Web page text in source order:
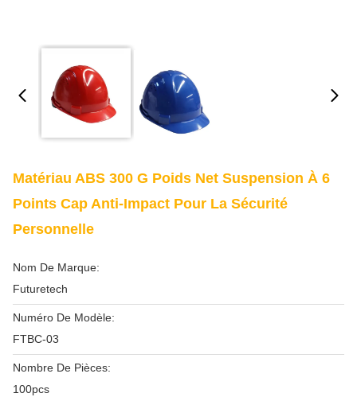
Matériau ABS 300 G Poids Net Suspension À 6
Points Cap Anti-Impact Pour La Sécurité
Personnelle
Nom De Marque:
Futuretech
Numéro De Modèle:
FTBC-03
Nombre De Pièces:
100pcs